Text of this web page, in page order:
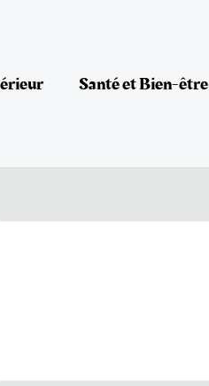
Santé et Bien-être